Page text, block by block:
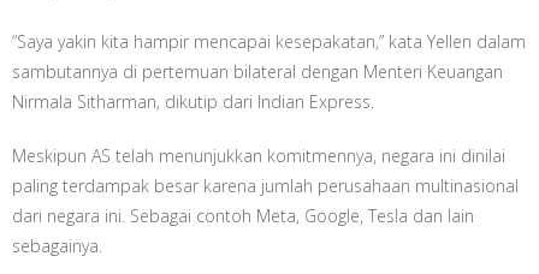
“Saya yakin kita hampir mencapai kesepakatan,” kata Yellen dalam
sambutannya di pertemuan bilateral dengan Menteri Keuangan
Nirmala Sitharman, dikutip dari Indian Express.
Meskipun AS telah menunjukkan komitmennya, negara ini dinilai
paling terdampak besar karena jumlah perusahaan multinasional
dari negara ini. Sebagai contoh Meta, Google, Tesla dan lain
sebagainya.